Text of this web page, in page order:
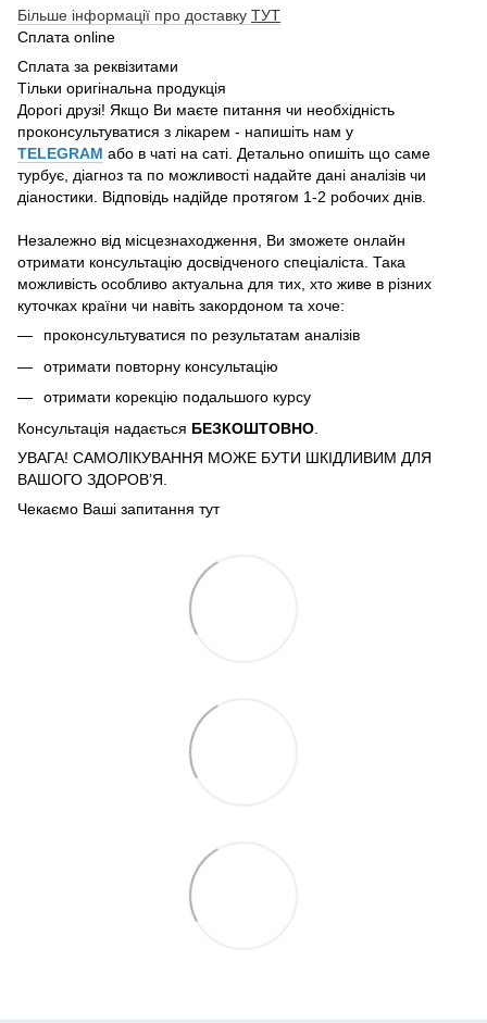
Більше інформації про доставку ТУТ
Сплата online
Сплата за реквізитами
Тільки оригінальна продукція
Дорогі друзі! Якщо Ви маєте питання чи необхідність
проконсультуватися з лікарем - напишіть нам у
TELEGRAM або в чаті на саті. Детально опишіть що саме
турбує, діагноз та по можливості надайте дані аналізів чи
діаностики. Відповідь надійде протягом 1-2 робочих днів.
Незалежно від місцезнаходження, Ви зможете онлайн
отримати консультацію досвідченого спеціаліста. Така
можливість особливо актуальна для тих, хто живе в різних
куточках країни чи навіть закордоном та хоче:
проконсультуватися по результатам аналізів
отримати повторну консультацію
отримати корекцію подальшого курсу
Консультація надається БЕЗКОШТОВНО
УВАГА! САМОЛІКУВАННЯ МОЖЕ БУТИ ШКІДЛИВИМ ДЛЯ
ВАШОГО ЗДОРОВ’Я.
Чекаємо Ваші запитання тут